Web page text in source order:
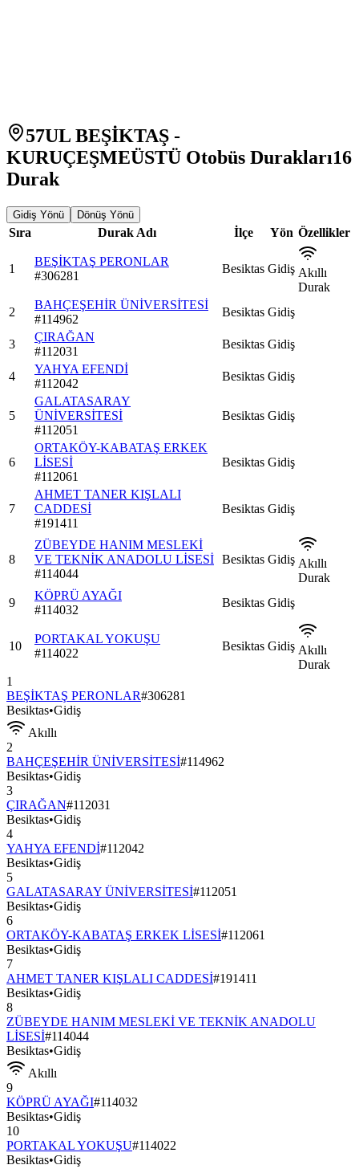
57UL BEŞİKTAŞ -
KURUÇEŞMEÜSTÜ Otobüs Durakları16
Durak
Gidiş Yönü Dönüş Yönü
Sıra Durak Adı İlçe Yön Özellikler
1
BEŞİKTAŞ PERONLAR
#306281
Besiktas Gidiş Akıllı
Durak
2
BAHÇEŞEHİR ÜNİVERSİTESİ
#114962
Besiktas Gidiş
3
ÇIRAĞAN
#112031
Besiktas Gidiş
4
YAHYA EFENDİ
#112042
Besiktas Gidiş
5
GALATASARAY
ÜNİVERSİTESİ
#112051
Besiktas Gidiş
6
ORTAKÖY-KABATAŞ ERKEK
LİSESİ
#112061
Besiktas Gidiş
7
AHMET TANER KIŞLALI
CADDESİ
#191411
Besiktas Gidiş
8
ZÜBEYDE HANIM MESLEKİ
VE TEKNİK ANADOLU LİSESİ
#114044
Besiktas Gidiş Akıllı
Durak
9
KÖPRÜ AYAĞI
#114032
Besiktas Gidiş
10
PORTAKAL YOKUŞU
#114022
Besiktas Gidiş Akıllı
Durak
1
BEŞİKTAŞ PERONLAR#306281
Besiktas•Gidiş
Akıllı
2
BAHÇEŞEHİR ÜNİVERSİTESİ#114962
Besiktas•Gidiş
3
ÇIRAĞAN#112031
Besiktas•Gidiş
4
YAHYA EFENDİ#112042
Besiktas•Gidiş
5
GALATASARAY ÜNİVERSİTESİ#112051
Besiktas•Gidiş
6
ORTAKÖY-KABATAŞ ERKEK LİSESİ#112061
Besiktas•Gidiş
7
AHMET TANER KIŞLALI CADDESİ#191411
Besiktas•Gidiş
8
ZÜBEYDE HANIM MESLEKİ VE TEKNİK ANADOLU
LİSESİ#114044
Besiktas•Gidiş
Akıllı
9
KÖPRÜ AYAĞI#114032
Besiktas•Gidiş
10
PORTAKAL YOKUŞU#114022
Besiktas•Gidiş